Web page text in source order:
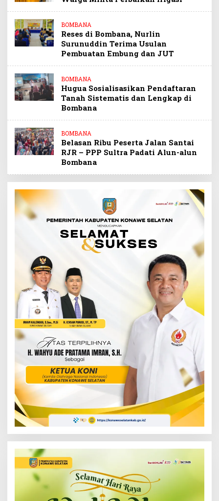
BOMBANA
Reses di Bombana, Nurlin
Surunuddin Terima Usulan
Pembuatan Embung dan JUT
BOMBANA
Hugua Sosialisasikan Pendaftaran
Tanah Sistematis dan Lengkap di
Bombana
BOMBANA
Belasan Ribu Peserta Jalan Santai
RJR – PPP Sultra Padati Alun-alun
Bombana